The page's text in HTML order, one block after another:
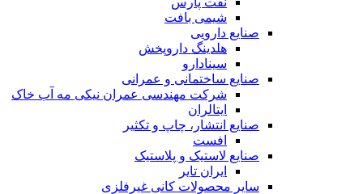
شیمی بافت
صنایع دارویی
هلدینگ داروپخش
سینادارو
صنایع ساختمانی و عمرانی
شرکت مهندسی عمران نیکی مه آب خاک
ایتالران
صنایع انتشار، چاپ و تکثير
افست
صنایع لاستیک و پلاستیک
ایران تایر
ساير محصولات كانی غيرفلزی